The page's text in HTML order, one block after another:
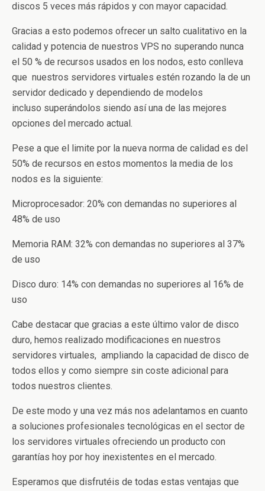
discos 5 veces más rápidos y con mayor capacidad.
Gracias a esto podemos ofrecer un salto cualitativo en la
calidad y potencia de nuestros VPS no superando nunca
el 50 % de recursos usados en los nodos, esto conlleva
que nuestros servidores virtuales estén rozando la de un
servidor dedicado y dependiendo de modelos
incluso superándolos siendo así una de las mejores
opciones del mercado actual.
Pese a que el limite por la nueva norma de calidad es del
50% de recursos en estos momentos la media de los
nodos es la siguiente:
Microprocesador: 20% con demandas no superiores al
48% de uso
Memoria RAM: 32% con demandas no superiores al 37%
de uso
Disco duro: 14% con demandas no superiores al 16% de
uso
Cabe destacar que gracias a este último valor de disco
duro, hemos realizado modificaciones en nuestros
servidores virtuales, ampliando la capacidad de disco de
todos ellos y como siempre sin coste adicional para
todos nuestros clientes.
De este modo y una vez más nos adelantamos en cuanto
a soluciones profesionales tecnológicas en el sector de
los servidores virtuales ofreciendo un producto con
garantías hoy por hoy inexistentes en el mercado.
Esperamos que disfrutéis de todas estas ventajas que